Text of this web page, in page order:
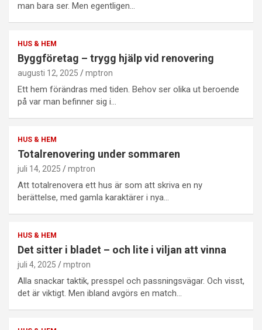
man bara ser. Men egentligen…
HUS & HEM
Byggföretag – trygg hjälp vid renovering
augusti 12, 2025 mptron
Ett hem förändras med tiden. Behov ser olika ut beroende
på var man befinner sig i…
HUS & HEM
Totalrenovering under sommaren
juli 14, 2025 mptron
Att totalrenovera ett hus är som att skriva en ny
berättelse, med gamla karaktärer i nya…
HUS & HEM
Det sitter i bladet – och lite i viljan att vinna
juli 4, 2025 mptron
Alla snackar taktik, presspel och passningsvägar. Och visst,
det är viktigt. Men ibland avgörs en match…